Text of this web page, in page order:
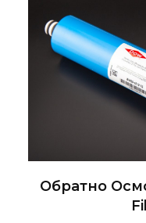
Обратно